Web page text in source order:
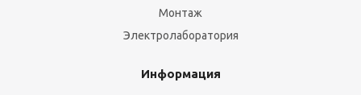
Монтаж
Электролаборатория
Информация